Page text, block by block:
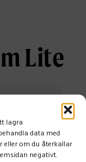
lagra
data med
eller om du återkallar
negativt.
Lite
till en